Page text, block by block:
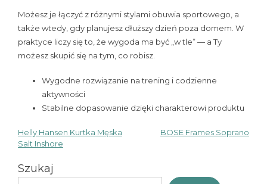
Możesz je łączyć z różnymi stylami obuwia sportowego, a
także wtedy, gdy planujesz dłuższy dzień poza domem. W
praktyce liczy się to, że wygoda ma być „w tle” — a Ty
możesz skupić się na tym, co robisz.
Wygodne rozwiązanie na trening i codzienne
aktywności
Stabilne dopasowanie dzięki charakterowi produktu
Nawigacja
wpisu
Helly Hansen Kurtka Męska
Salt Inshore
BOSE Frames Soprano
Szukaj